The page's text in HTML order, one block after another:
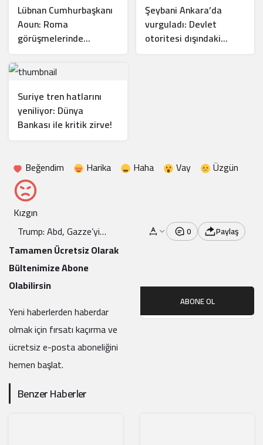
Lübnan Cumhurbaşkanı
Aoun: Roma
görüşmelerinde
Şeybani Ankara’da
vurguladı: Devlet
otoritesi dışındaki
Suriye tren hatlarını
yeniliyor: Dünya
Bankası ile kritik zirve!
Beğendim Harika Haha Vay Üzgün
Kızgın
Trump: Abd, Gazze’yi
Almalı Ve “Özgürlük
Bölgesine” Dönüştürmeli
0 Paylaş
Tamamen Ücretsiz Olarak
Bültenimize Abone
Olabilirsin
Yeni haberlerden haberdar
olmak için fırsatı kaçırma ve
ücretsiz e-posta aboneliğini
hemen başlat.
ABONE OL
Benzer Haberler